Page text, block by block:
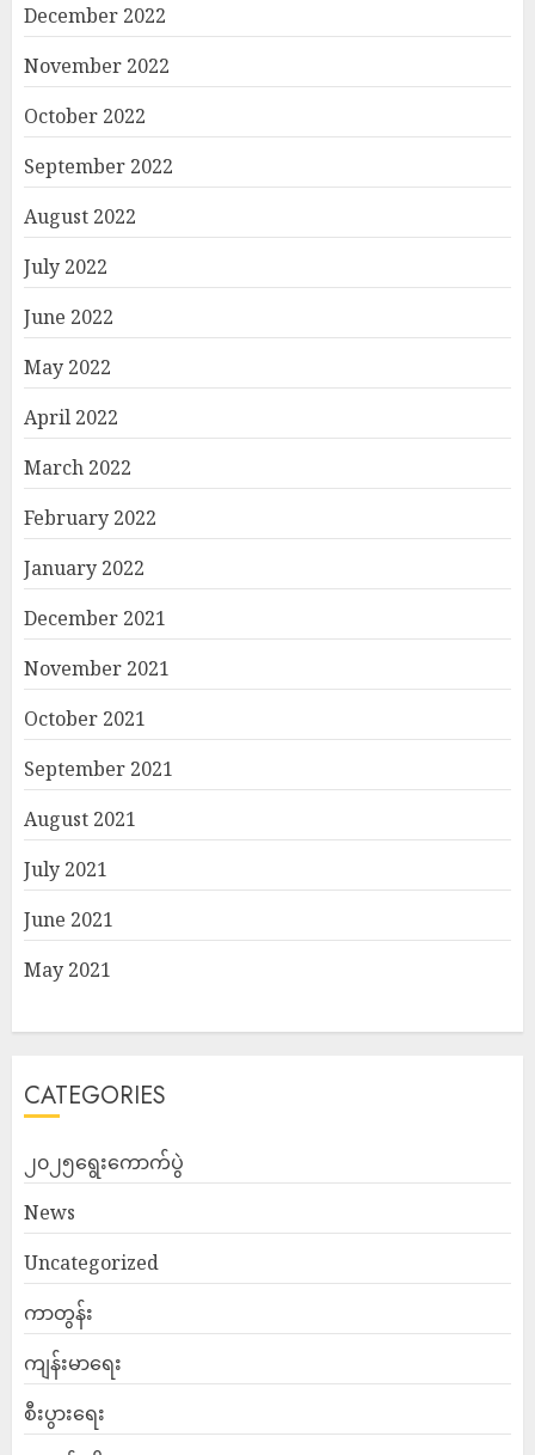
December 2022
November 2022
October 2022
September 2022
August 2022
July 2022
June 2022
May 2022
April 2022
March 2022
February 2022
January 2022
December 2021
November 2021
October 2021
September 2021
August 2021
July 2021
June 2021
May 2021
CATEGORIES
၂၀၂၅ရွေးကောက်ပွဲ
News
Uncategorized
ကာတွန်း
ကျန်းမာရေး
စီးပွားရေး